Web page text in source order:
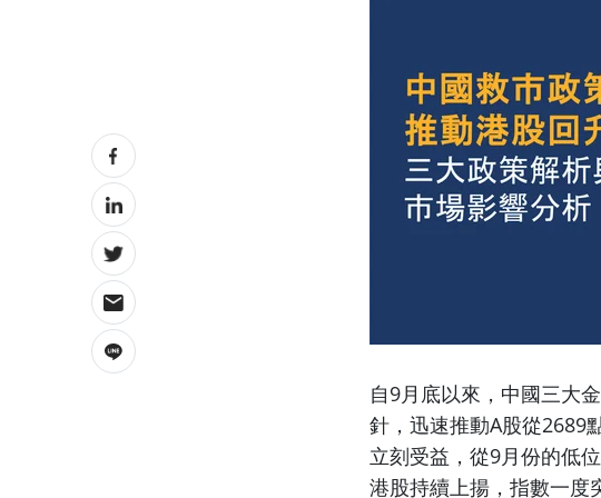
自9月底以來，中國三大
針，迅速推動A股從2689
立刻受益，從9月份的低
港股持續上揚，指數一度